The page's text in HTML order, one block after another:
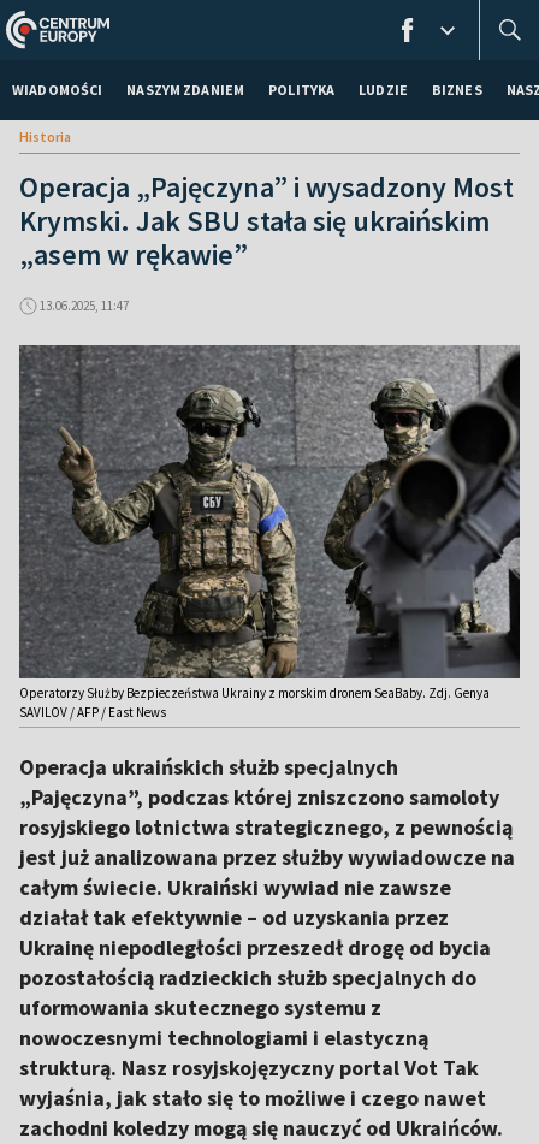
WIADOMOŚCI NASZYM ZDANIEM POLITYKA LUDZIE BIZNES
Historia
Operacja „Pajęczyna” i wysadzony Most
Krymski. Jak SBU stała się ukraińskim
„asem w rękawie”
13.06.2025, 11:47
Operatorzy Służby Bezpieczeństwa Ukrainy z morskim dronem SeaBaby. Zdj. Genya
SAVILOV / AFP / East News
Operacja ukraińskich służb specjalnych
„Pajęczyna”, podczas której zniszczono samoloty
rosyjskiego lotnictwa strategicznego, z pewnością
jest już analizowana przez służby wywiadowcze na
całym świecie. Ukraiński wywiad nie zawsze
działał tak efektywnie – od uzyskania przez
Ukrainę niepodległości przeszedł drogę od bycia
pozostałością radzieckich służb specjalnych do
uformowania skutecznego systemu z
nowoczesnymi technologiami i elastyczną
strukturą. Nasz rosyjskojęzyczny portal Vot Tak
wyjaśnia, jak stało się to możliwe i czego nawet
zachodni koledzy mogą się nauczyć od Ukraińców.